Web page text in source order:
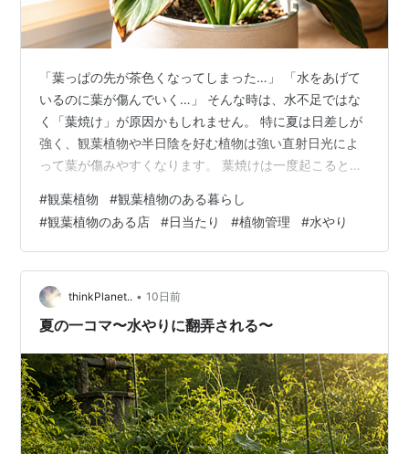
「葉っぱの先が茶色くなってしまった…」 「水をあげて
いるのに葉が傷んでいく…」 そんな時は、水不足ではな
く「葉焼け」が原因かもしれません。 特に夏は日差しが
強く、観葉植物や半日陰を好む植物は強い直射日光によ
って葉が傷みやすくなります。 葉焼けは一度起こると元
直せば、新しく出てくる葉はきれいに育てることができ
ます。 今回は、葉焼けの見分け方や原因、正しい対処
法、葉焼けを防ぐコツまで詳しくご紹介します。 葉焼け
とは？ 葉焼けとは、植物の葉が強い日差しや急激な環境
変化によってダメージを受けることです。 人が日焼けを
するように、植物も強すぎる光を浴び続…
#観葉植物 #観葉植物のある暮らし
#観葉植物のある店 #日当たり #植物管理 #水やり
thinkPlanet.. • 10日前
夏の一コマ〜水やりに翻弄される〜